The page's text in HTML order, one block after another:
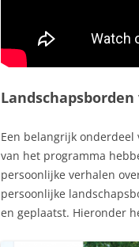
Een belangrijk
van het programma
persoonlijke verhalen
persoonlijke
en geplaatst. Hieronder